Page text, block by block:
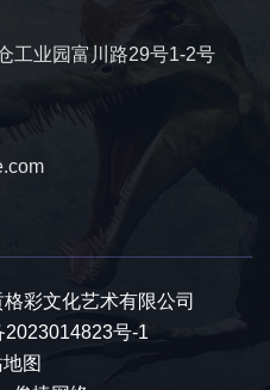
工业园富川路29号1-2号
彩文化艺术有限公司
2023014823号-1
图